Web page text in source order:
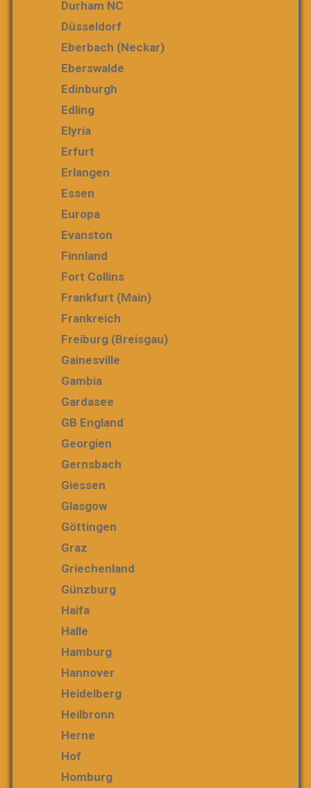
Durham NC
Düsseldorf
Eberbach (Neckar)
Eberswalde
Edinburgh
Edling
Elyria
Erfurt
Erlangen
Essen
Europa
Evanston
Finnland
Fort Collins
Frankfurt (Main)
Frankreich
Freiburg (Breisgau)
Gainesville
Gambia
Gardasee
GB England
Georgien
Gernsbach
Giessen
Glasgow
Göttingen
Graz
Griechenland
Günzburg
Haifa
Halle
Hamburg
Hannover
Heidelberg
Heilbronn
Herne
Hof
Homburg